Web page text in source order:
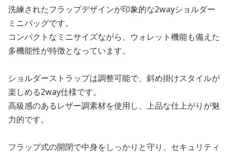
洗練されたフラップデザインが印象的な2wayショルダー
ミニバッグです。
コンパクトなミニサイズながら、ウォレット機能も備えた
多機能性が特徴となっています。
ショルダーストラップは調整可能で、斜め掛けスタイルが
楽しめる2way仕様です。
高級感のあるレザー調素材を使用し、上品な仕上がりが魅
力的です。
フラップ式の開閉で中身をしっかりと守り、セキュリティ